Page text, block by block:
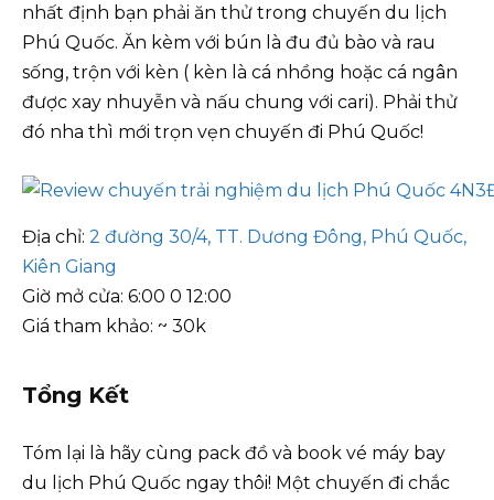
nhất định bạn phải ăn thử trong chuyến du lịch
Phú Quốc. Ăn kèm với bún là đu đủ bào và rau
sống, trộn với kèn ( kèn là cá nhồng hoặc cá ngân
được xay nhuyễn và nấu chung với cari). Phải thử
đó nha thì mới trọn vẹn chuyến đi Phú Quốc!
Địa chỉ: 2 đường 30/4, TT. Dương Đông, Phú Quốc,
Kiên Giang
Giờ mở cửa: 6:00 0 12:00
Giá tham khảo: ~ 30k
Tổng Kết
Tóm lại là hãy cùng pack đồ và book vé máy bay
du lịch Phú Quốc ngay thôi! Một chuyến đi chắc